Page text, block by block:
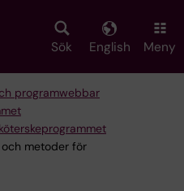
Sök English Meny
programwebbar
metoder för